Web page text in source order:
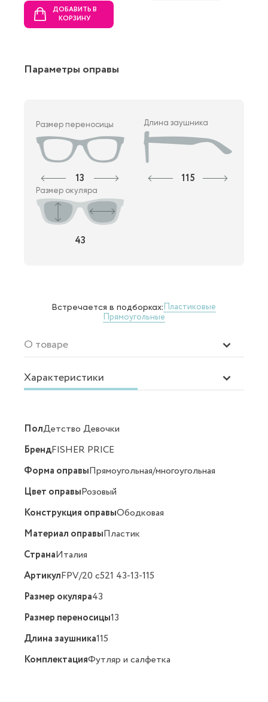
ДОБАВИТЬ В
КОРЗИНУ
Параметры оправы
Размер переносицы
13
Длина заушника
115
Размер окуляра
43
Встречается в подборках:Пластиковые
Прямоугольные
О товаре
Характеристики
ПолДетство Девочки
БрендFISHER PRICE
Форма оправыПрямоугольная/многоугольная
Цвет оправыРозовый
Конструкция оправыОбодковая
Материал оправыПластик
СтранаИталия
АртикулFPV/20 с521 43-13-115
Размер окуляра43
Размер переносицы13
Длина заушника115
КомплектацияФутляр и салфетка